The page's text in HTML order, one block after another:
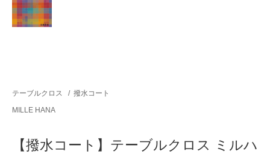
テーブルクロス / 撥水コート
MILLE HANA
【撥水コート】テーブルクロス ミルハ